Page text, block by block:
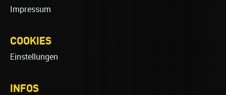
Impressum
COOKIES
Einstellungen
INFOS